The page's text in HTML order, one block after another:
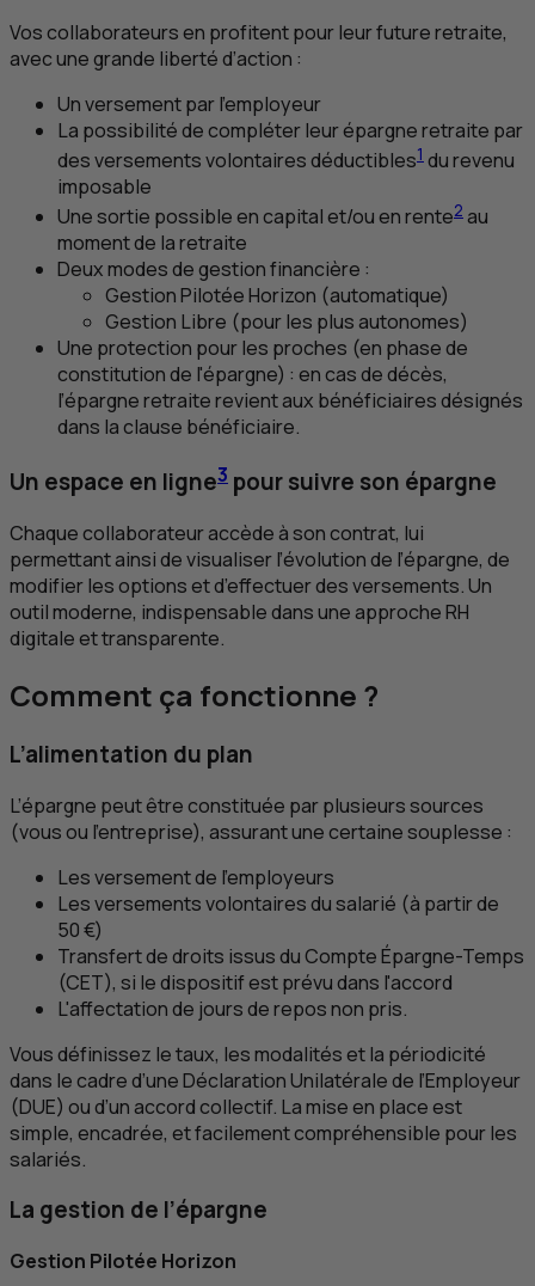
Vos collaborateurs en profitent pour leur future retraite,
avec une grande liberté d’action :
Un versement par l’employeur
La possibilité de compléter leur épargne retraite par
des versements volontaires déductibles1 du revenu
imposable
Une sortie possible en capital et/ou en rente2 au
moment de la retraite
Deux modes de gestion financière :
Gestion Pilotée Horizon (automatique)
Gestion Libre (pour les plus autonomes)
Une protection pour les proches (en phase de
constitution de l'épargne) : en cas de décès,
l’épargne retraite revient aux bénéficiaires désignés
dans la clause bénéficiaire.
Un espace en ligne3 pour suivre son épargne
Chaque collaborateur accède à son contrat, lui
permettant ainsi de visualiser l’évolution de l’épargne, de
modifier les options et d’effectuer des versements. Un
outil moderne, indispensable dans une approcheRH
digitale et transparente.
Comment ça fonctionne ?
L’alimentation du plan
L’épargne peut être constituée par plusieurs sources
(vous ou l'entreprise), assurant une certaine souplesse :
Les versement de l'employeurs
Les versements volontaires du salarié (à partir de
50 €)
Transfert de droits issus du Compte Épargne-Temps
(CET), si le dispositif est prévu dans l'accord
L'affectation de jours de repos non pris.
Vous définissez le taux, les modalités et la périodicité
dans le cadre d’une Déclaration Unilatérale de l’Employeur
(DUE) ou d’un accord collectif. La mise en place est
simple, encadrée, et facilement compréhensible pour les
salariés.
La gestion de l’épargne
Gestion Pilotée Horizon